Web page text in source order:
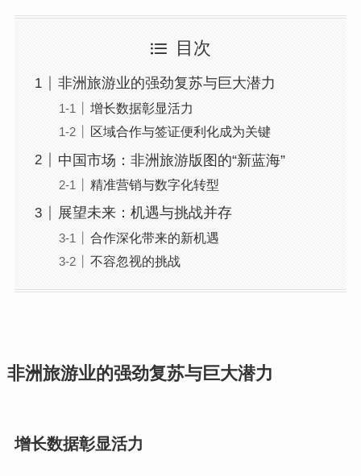
目次
非洲旅游业的强劲复苏与巨大潜力
增长数据彰显活力
区域合作与签证便利化成为关键
中国市场：非洲旅游版图的“新蓝海”
精准营销与数字化转型
展望未来：机遇与挑战并存
合作深化带来的新机遇
不容忽视的挑战
非洲旅游业的强劲复苏与巨大潜力
增长数据彰显活力